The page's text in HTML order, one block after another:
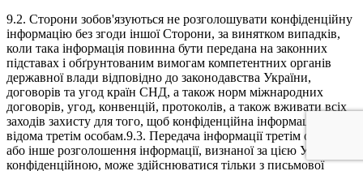
9.2. Сторони зобов'язуються не розголошувати конфіденційну
інформацію без згоди іншої Сторони, за винятком випадків,
коли така інформація повинна бути передана на законних
підставах і обґрунтованим вимогам компетентних органів
державної влади відповідно до законодавства України,
договорів та угод країн СНД, а також норм міжнародних
договорів, угод, конвенцій, протоколів, а також вживати всіх
заходів захисту для того, щоб конфіденційна інформація стала
відома третім особам.9.3. Передача інформації третім особам
або інше розголошення інформації, визнаної за цією Угодою
конфіденційною, може здійснюватися тільки з письмової